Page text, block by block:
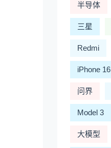
半导体
三星
Redmi
iPhone 16
问界
Model 3
大模型